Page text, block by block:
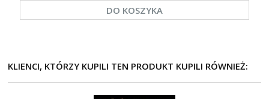
DO KOSZYKA
KLIENCI, KTÓRZY KUPILI TEN PRODUKT KUPILI RÓWNIEŻ: